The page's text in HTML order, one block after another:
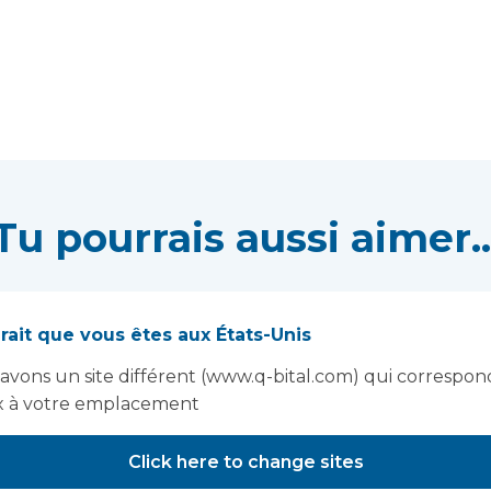
pourrais aussi
La nouvelle stratégie
nationale pour la
santé des femmes
offre des possibilités
que vous êtes aux États-Unis
un site différent (www.q-bital.com) qui
à votre emplacement
Click here to change sites